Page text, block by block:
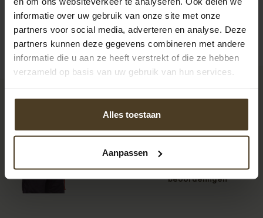
informatie over uw gebruik van onze site met onze
partners voor social media, adverteren en analyse. Deze
partners kunnen deze gegevens combineren met andere
informatie die u aan ze heeft verstrekt of die ze hebben
verzameld op basis van uw gebruik van hun services.
Alles toestaan
Aanpassen
Klanten beoordelen
ons een: 9 uit de 930
beoordelingen